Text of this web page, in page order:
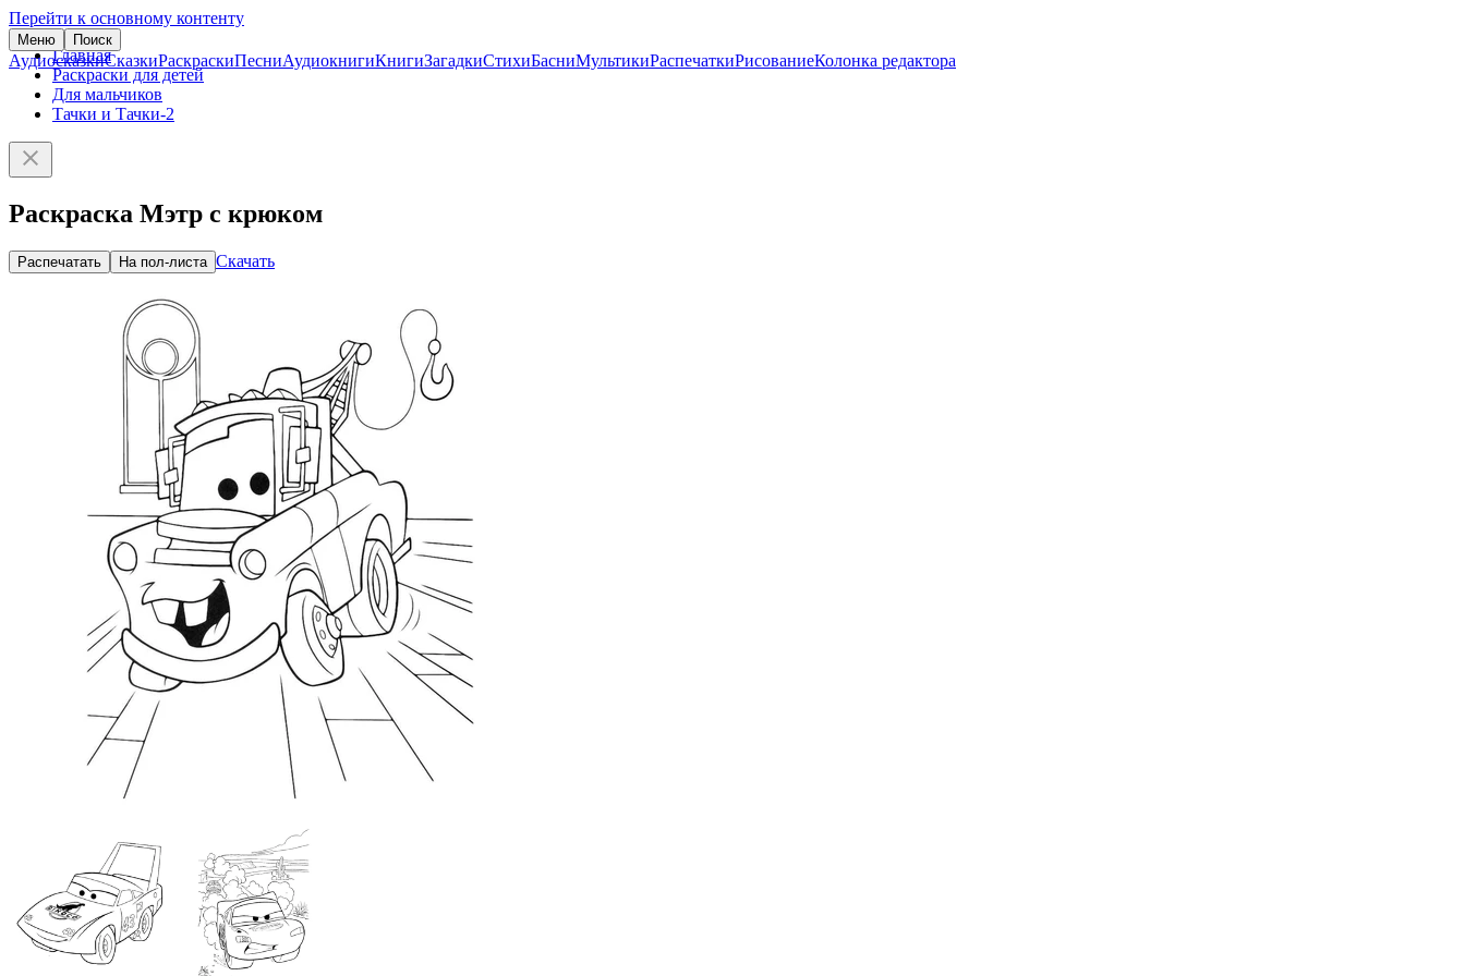
Перейти к основному контенту
Меню Поиск
АудиосказкиСказкиРаскраскиПесниАудиокнигиКнигиЗагадкиСтихиБасниМультикиРаспечаткиРисованиеКолонка редактора
Главная
Раскраски для детей
Для мальчиков
Тачки и Тачки-2
Раскраска Мэтр с крюком
Распечатать На пол-листа Скачать